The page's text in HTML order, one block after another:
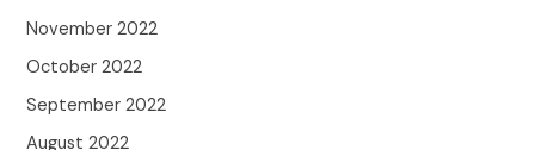
November 2022
October 2022
September 2022
August 2022